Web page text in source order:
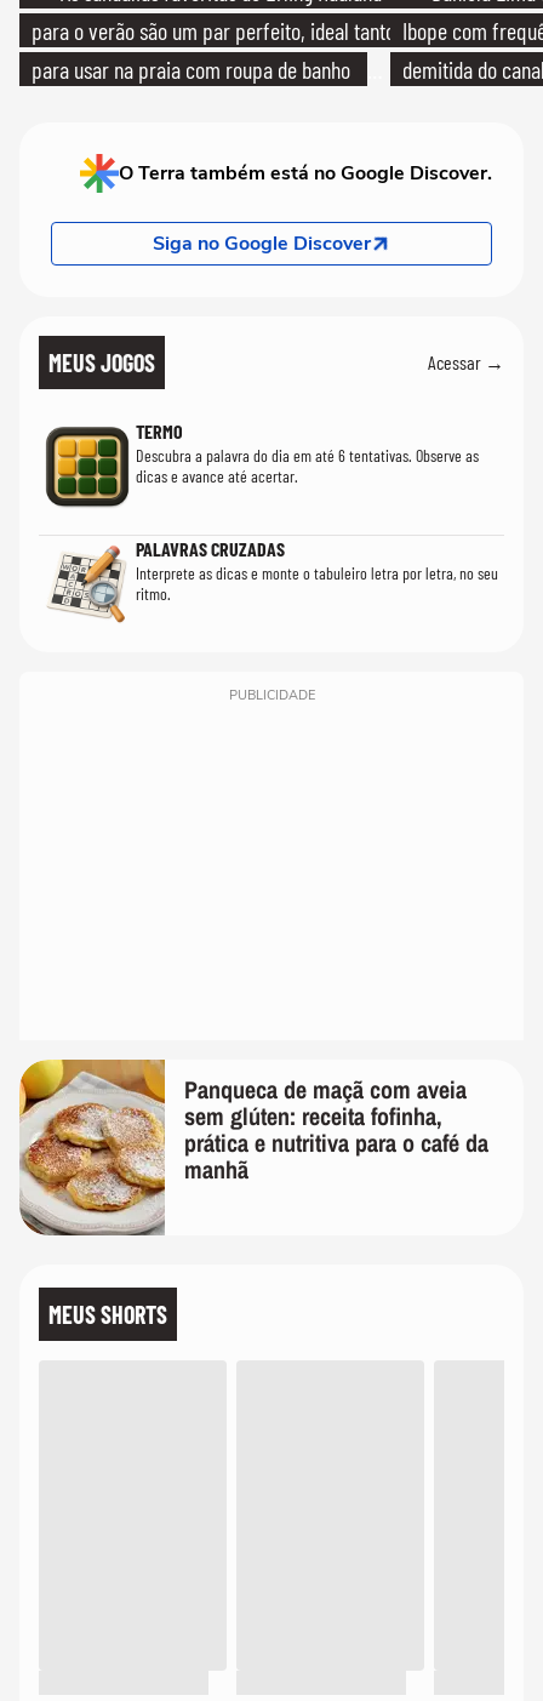
para o verão são um par perfeito, ideal tanto
para usar na praia com roupa de banho
Ibope com
demitida do
O Terra também está no Google Discover.
Siga no Google Discover
MEUS JOGOS Acessar →
TERMO
Descubra a palavra do dia em até 6 tentativas. Observe as
dicas e avance até acertar.
PALAVRAS CRUZADAS
Interprete as dicas e monte o tabuleiro letra por letra, no seu
ritmo.
PUBLICIDADE
Panqueca de maçã com aveia
sem glúten: receita fofinha,
prática e nutritiva para o café da
manhã
MEUS SHORTS